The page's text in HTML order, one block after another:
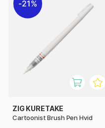
21%
ZIG KURETAKE
Cartoonist Brush Pen Hvid